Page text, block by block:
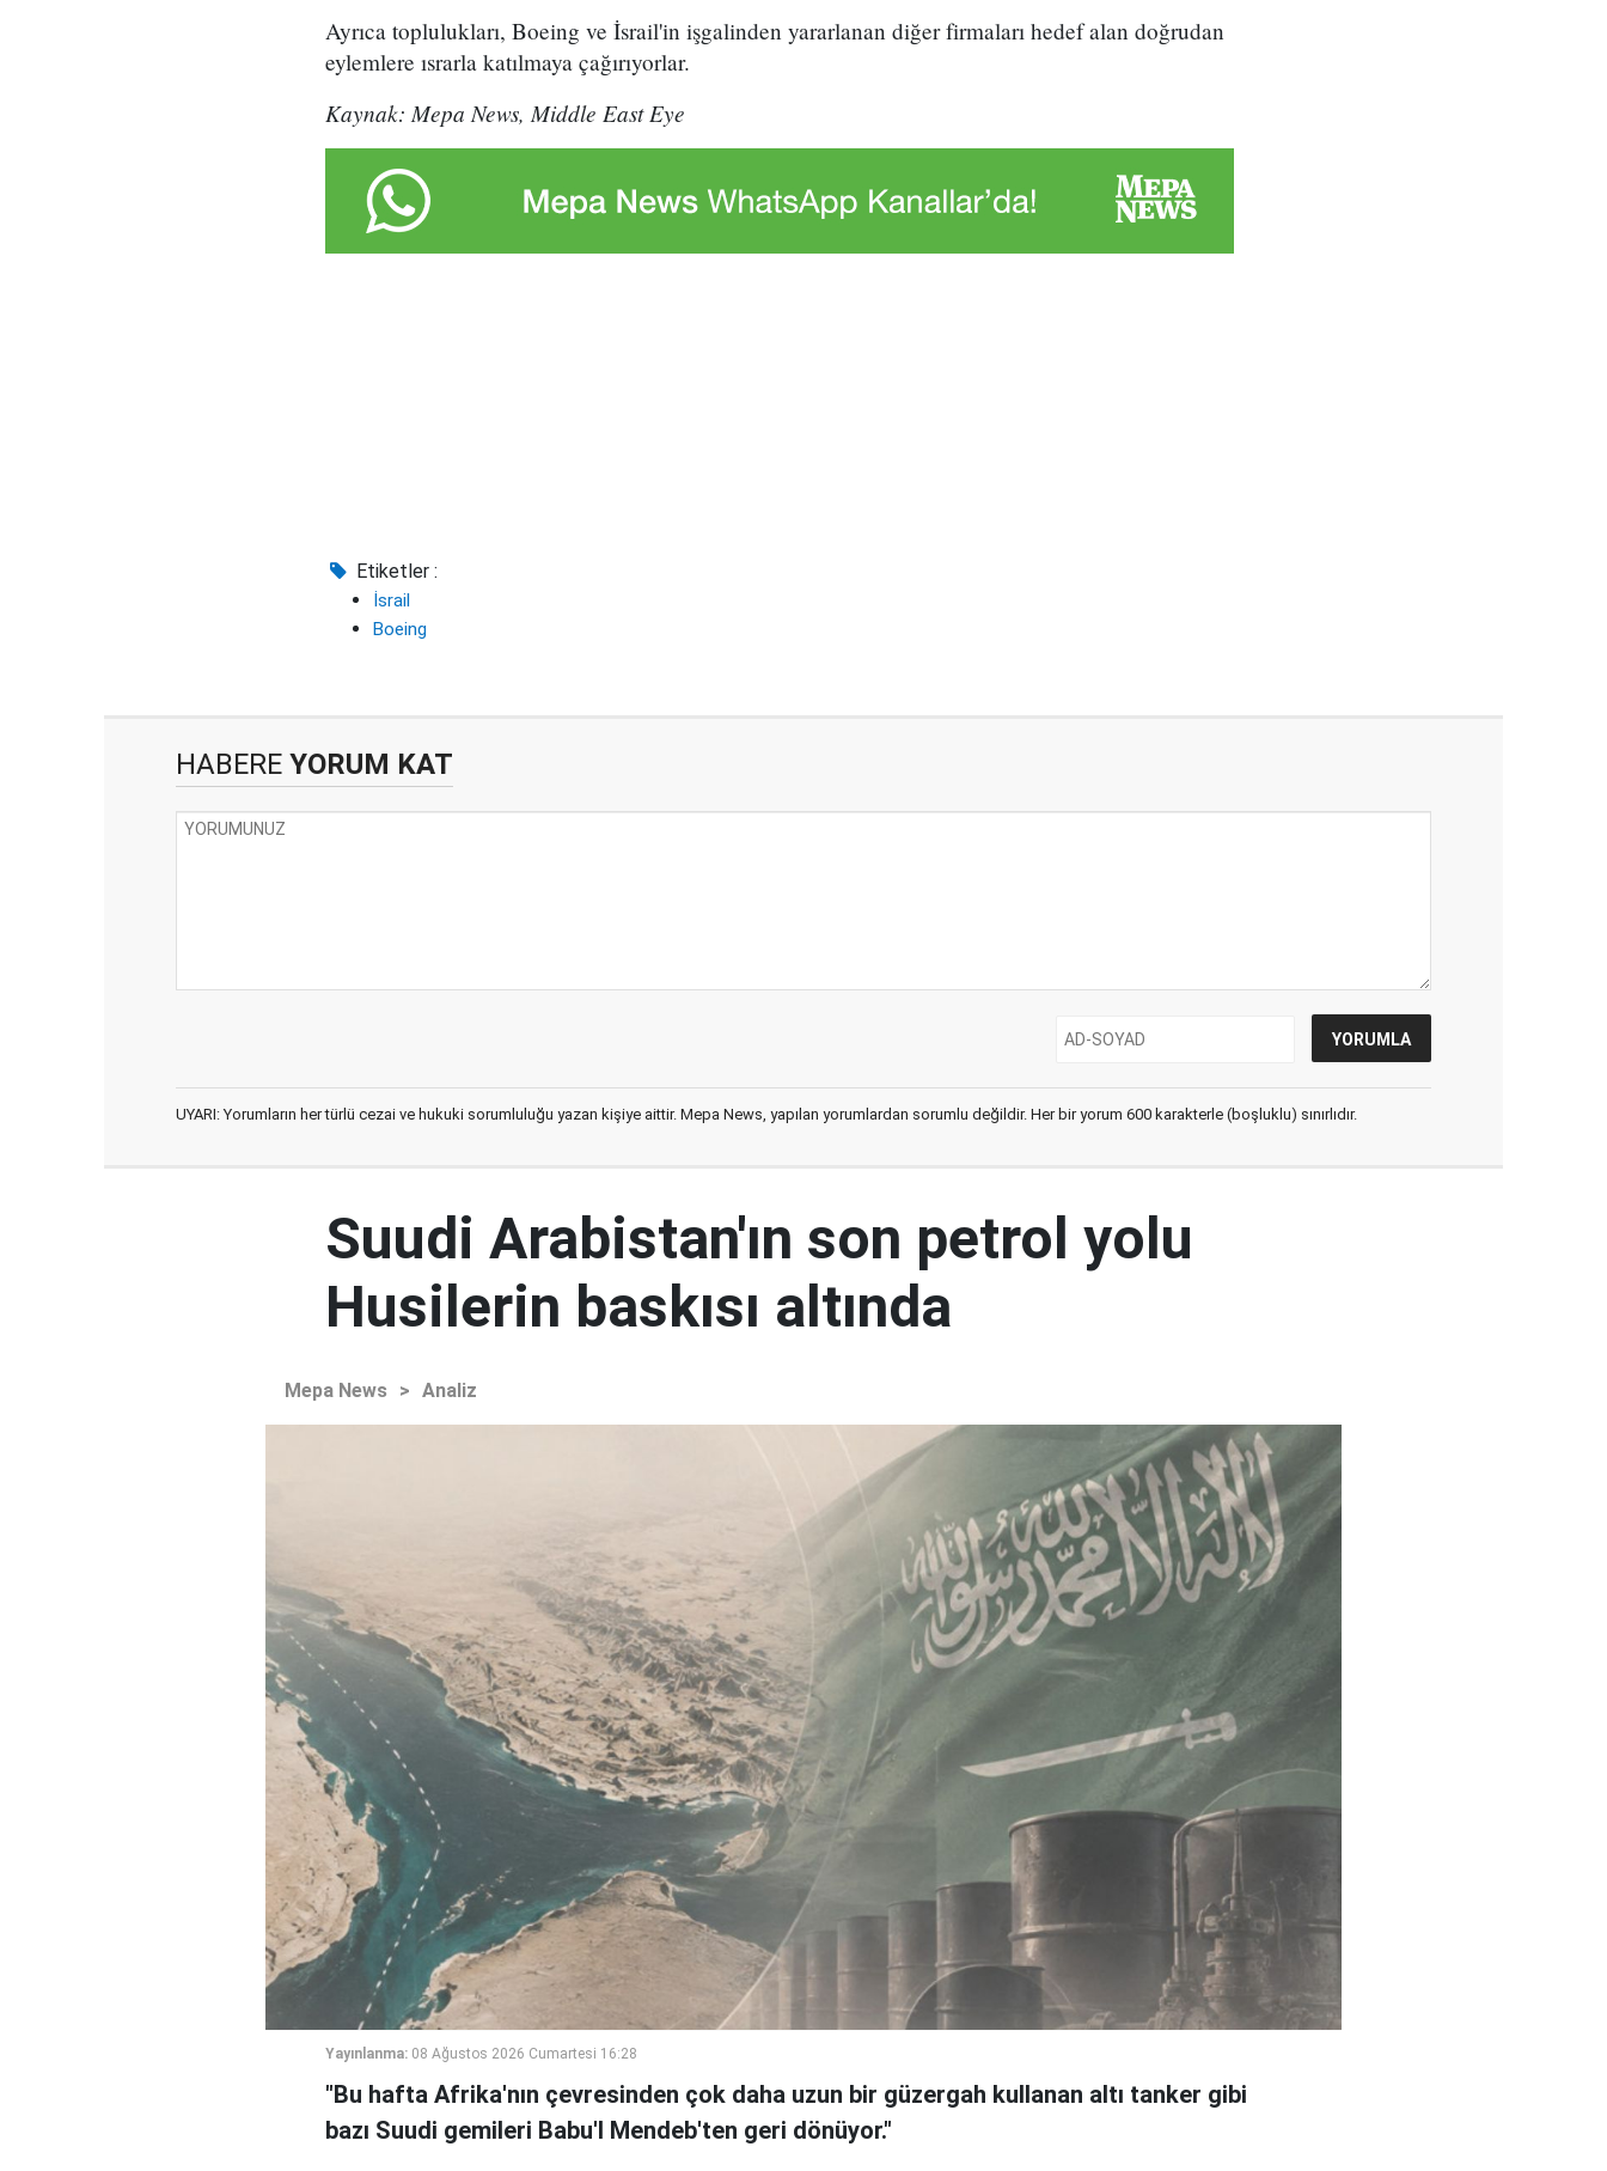
Ayrıca toplulukları, Boeing ve İsrail'in işgalinden yararlanan diğer firmaları hedef alan doğrudan
eylemlere ısrarla katılmaya çağırıyorlar.
Kaynak: Mepa News, Middle East Eye
Etiketler :
İsrail
Boeing
HABERE YORUM KAT
UYARI: Yorumların her türlü cezai ve hukuki sorumluluğu yazan kişiye aittir. Mepa News, yapılan yorumlardan sorumlu değildir. Her bir yorum 600 karakterle (boşluklu) sınırlıdır.
Suudi Arabistan'ın son petrol yolu
Husilerin baskısı altında
Mepa News > Analiz
Yayınlanma: 08 Ağustos 2026 Cumartesi 16:28
"Bu hafta Afrika'nın çevresinden çok daha uzun bir güzergah kullanan altı tanker gibi
bazı Suudi gemileri Babu'l Mendeb'ten geri dönüyor."